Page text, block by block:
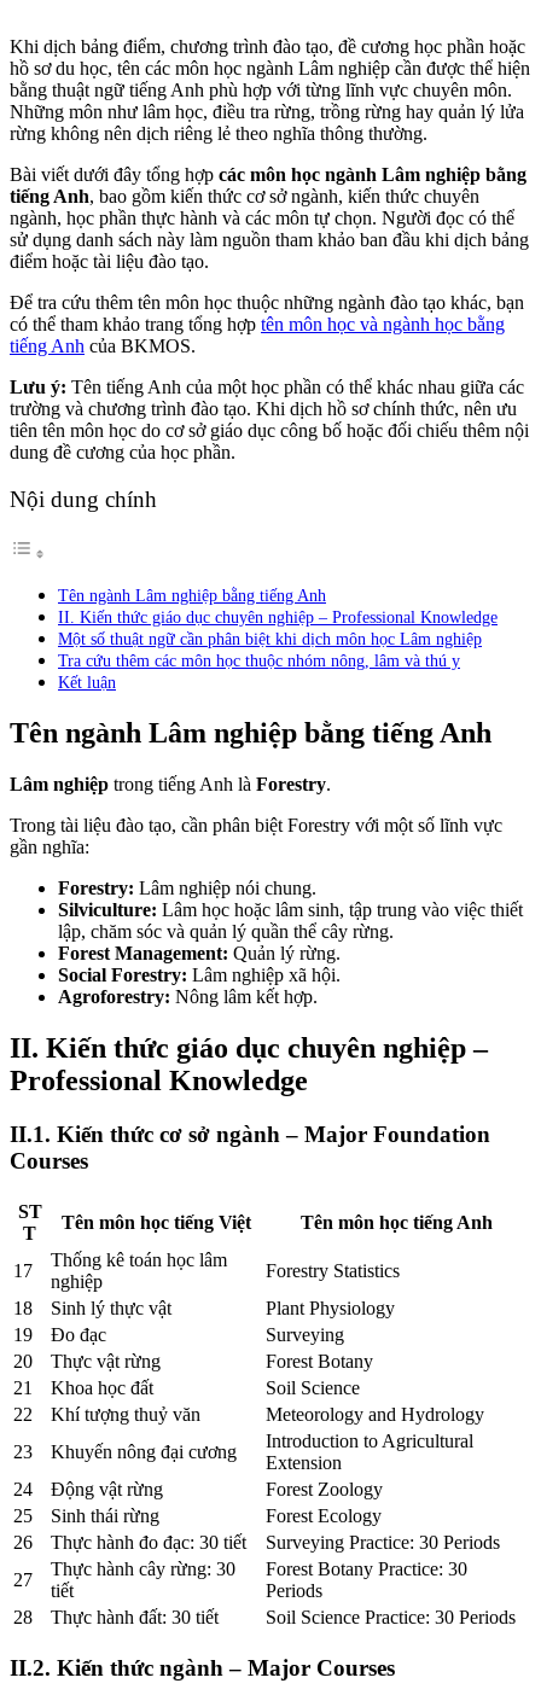
Khi dịch bảng điểm, chương trình đào tạo, đề cương học phần hoặc
hồ sơ du học, tên các môn học ngành Lâm nghiệp cần được thể hiện
bằng thuật ngữ tiếng Anh phù hợp với từng lĩnh vực chuyên môn.
Những môn như lâm học, điều tra rừng, trồng rừng hay quản lý lửa
rừng không nên dịch riêng lẻ theo nghĩa thông thường.
Bài viết dưới đây tổng hợp các môn học ngành Lâm nghiệp bằng
tiếng Anh, bao gồm kiến thức cơ sở ngành, kiến thức chuyên
ngành, học phần thực hành và các môn tự chọn. Người đọc có thể
sử dụng danh sách này làm nguồn tham khảo ban đầu khi dịch bảng
điểm hoặc tài liệu đào tạo.
Để tra cứu thêm tên môn học thuộc những ngành đào tạo khác, bạn
có thể tham khảo trang tổng hợp tên môn học và ngành học bằng
tiếng Anh của BKMOS.
Lưu ý: Tên tiếng Anh của một học phần có thể khác nhau giữa các
trường và chương trình đào tạo. Khi dịch hồ sơ chính thức, nên ưu
tiên tên môn học do cơ sở giáo dục công bố hoặc đối chiếu thêm nội
dung đề cương của học phần.
Nội dung chính
Tên ngành Lâm nghiệp bằng tiếng Anh
II. Kiến thức giáo dục chuyên nghiệp – Professional Knowledge
Một số thuật ngữ cần phân biệt khi dịch môn học Lâm nghiệp
Tra cứu thêm các môn học thuộc nhóm nông, lâm và thú y
Kết luận
Tên ngành Lâm nghiệp bằng tiếng Anh
Lâm nghiệp trong tiếng Anh là Forestry.
Trong tài liệu đào tạo, cần phân biệt Forestry với một số lĩnh vực
gần nghĩa:
Forestry: Lâm nghiệp nói chung.
Silviculture: Lâm học hoặc lâm sinh, tập trung vào việc thiết
lập, chăm sóc và quản lý quần thể cây rừng.
Forest Management: Quản lý rừng.
Social Forestry: Lâm nghiệp xã hội.
Agroforestry: Nông lâm kết hợp.
II. Kiến thức giáo dục chuyên nghiệp –
Professional Knowledge
II.1. Kiến thức cơ sở ngành – Major Foundation
Courses
ST
T
Tên môn học tiếng Việt Tên môn học tiếng Anh
17
Thống kê toán học lâm
nghiệp
Forestry Statistics
18
Sinh lý thực vật
Plant Physiology
19
Đo đạc
Surveying
20
Thực vật rừng
Forest Botany
21
Khoa học đất
Soil Science
22
Khí tượng thuỷ văn
Meteorology and Hydrology
23
Khuyến nông đại cương
Introduction to Agricultural
Extension
24
Động vật rừng
Forest Zoology
25
Sinh thái rừng
Forest Ecology
26
Thực hành đo đạc: 30 tiết
Surveying Practice: 30 Periods
27
Thực hành cây rừng: 30
tiết
Forest Botany Practice: 30
Periods
28
Thực hành đất: 30 tiết Soil Science Practice: 30 Periods
II.2. Kiến thức ngành – Major Courses